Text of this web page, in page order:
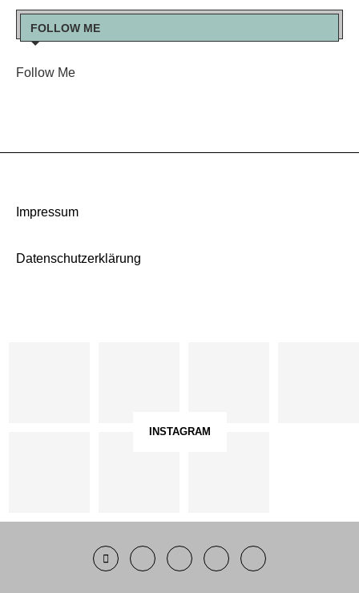
FOLLOW ME
Follow Me
Impressum
Datenschutzerklärung
INSTAGRAM